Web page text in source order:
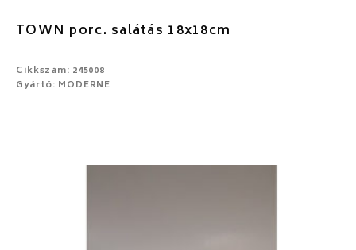
TOWN porc. salátás 18x18cm
Cikkszám: 245008
Gyártó: MODERNE